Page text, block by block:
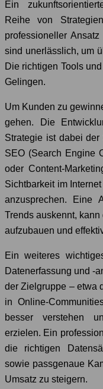
Ein
Reihe von
professioneller
sind unerlässlich, um
Die richtigen Tools
Gelingen.
Um Kunden zu
gehen. Die
Strategie ist dabei
SEO (Search Engine
oder Content-
Sichtbarkeit im
anzusprechen. Eine
Trends auskennt,
aufzubauen und
Ein weiteres
Datenerfassung und -
der Zielgruppe – etwa
in Online-
besser verstehen
erzielen. Ein
die richtigen
sowie passgenaue
Umsatz zu steigern.